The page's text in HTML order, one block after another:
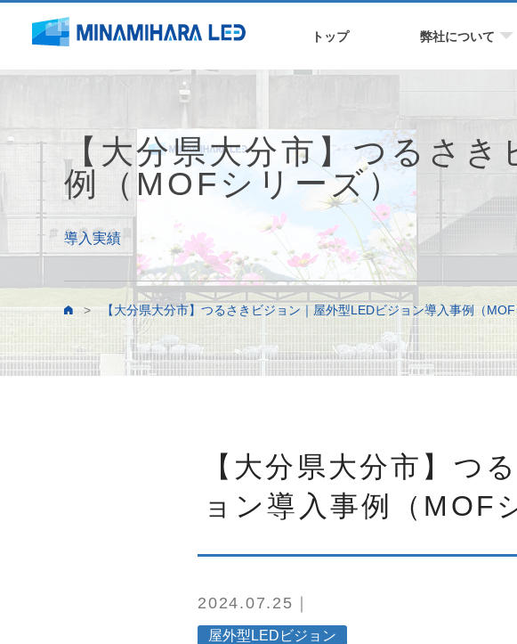
トップ 弊社について
【大分県大分市】つるさ
例（MOFシリーズ）
導入実績
> 【大分県大分市】つるさきビジョン｜屋外型LEDビジョン導入事例（
【大分県大分市】つ
ョン導入事例（MOF
2024.07.25｜
屋外型LEDビジョン